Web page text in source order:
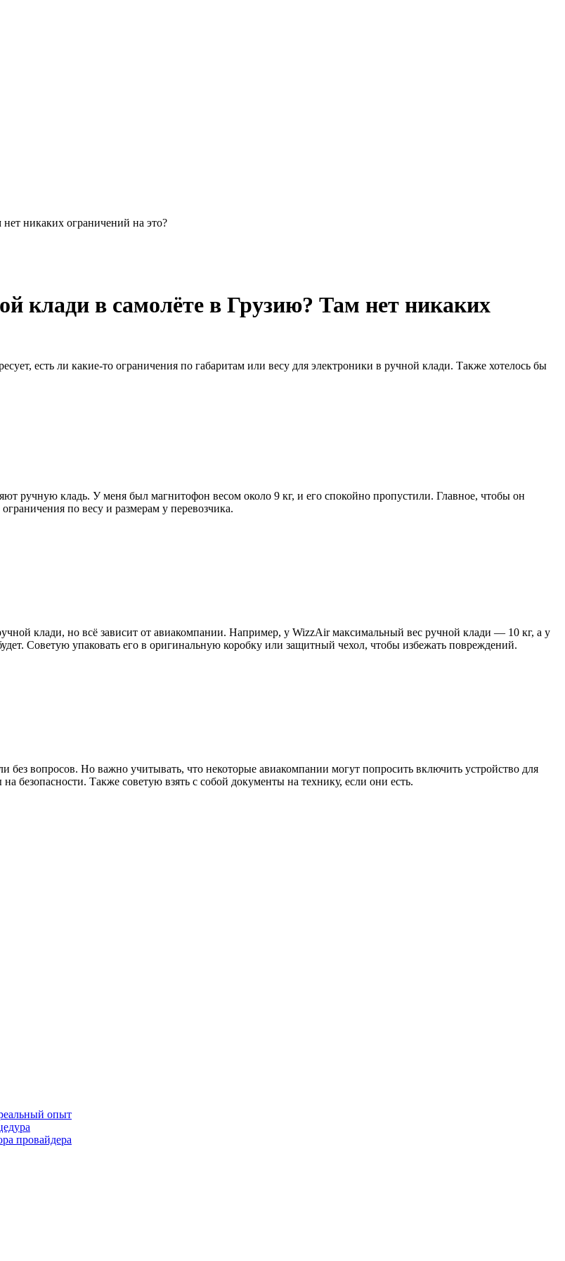
никаких ограничений на это?
клади в самолёте в Грузию? Там нет никаких
есть ли какие-то ограничения по габаритам или весу для электроники в ручной клади. Также хотелось бы
ручную кладь. У меня был магнитофон весом около 9 кг, и его спокойно пропустили. Главное, чтобы он
по весу и размерам у перевозчика.
клади, но всё зависит от авиакомпании. Например, у WizzAir максимальный вес ручной клади — 10 кг, а у
Советую упаковать его в оригинальную коробку или защитный чехол, чтобы избежать повреждений.
вопросов. Но важно учитывать, что некоторые авиакомпании могут попросить включить устройство для
безопасности. Также советую взять с собой документы на технику, если они есть.
опыт
провайдера